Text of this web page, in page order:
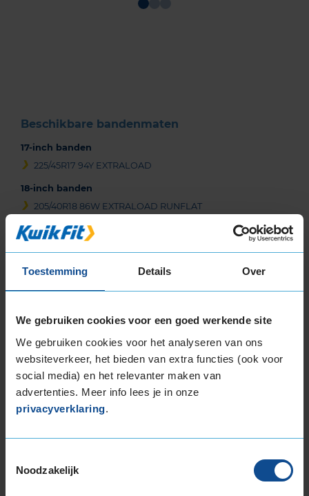
Toestemming Details Over
We gebruiken cookies voor een goed werkende site
We gebruiken cookies voor het analyseren van ons
websiteverkeer, het bieden van extra functies (ook voor
social media) en het relevanter maken van
advertenties. Meer info lees je in onze
privacyverklaring.
Noodzakelijk
Beschikbare bandenmaten
17-inch banden
225/45R17 94Y EXTRALOAD
18-inch banden
205/40R18 86W EXTRALOAD RUNFLAT
225/40R18 92Y EXTRALOAD
225/40R18 92Y EXTRALOAD
235/35R19 91Y EXTRALOAD
235/40R19 92Y
235/50R19 99W
235/50R19 99Y
245/40R19 98Y EXTRALOAD
255/35R19 96Y EXTRALOAD